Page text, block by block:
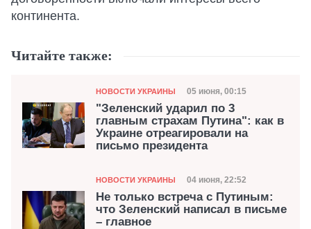
континента.
Читайте также:
Категория
НОВОСТИ УКРАИНЫ Дата публикации
05 июня, 00:15
"Зеленский ударил по 3
главным страхам Путина": как в
Украине отреагировали на
письмо президента
Категория
НОВОСТИ УКРАИНЫ Дата публикации
04 июня, 22:52
Не только встреча с Путиным:
что Зеленский написал в письме
– главное